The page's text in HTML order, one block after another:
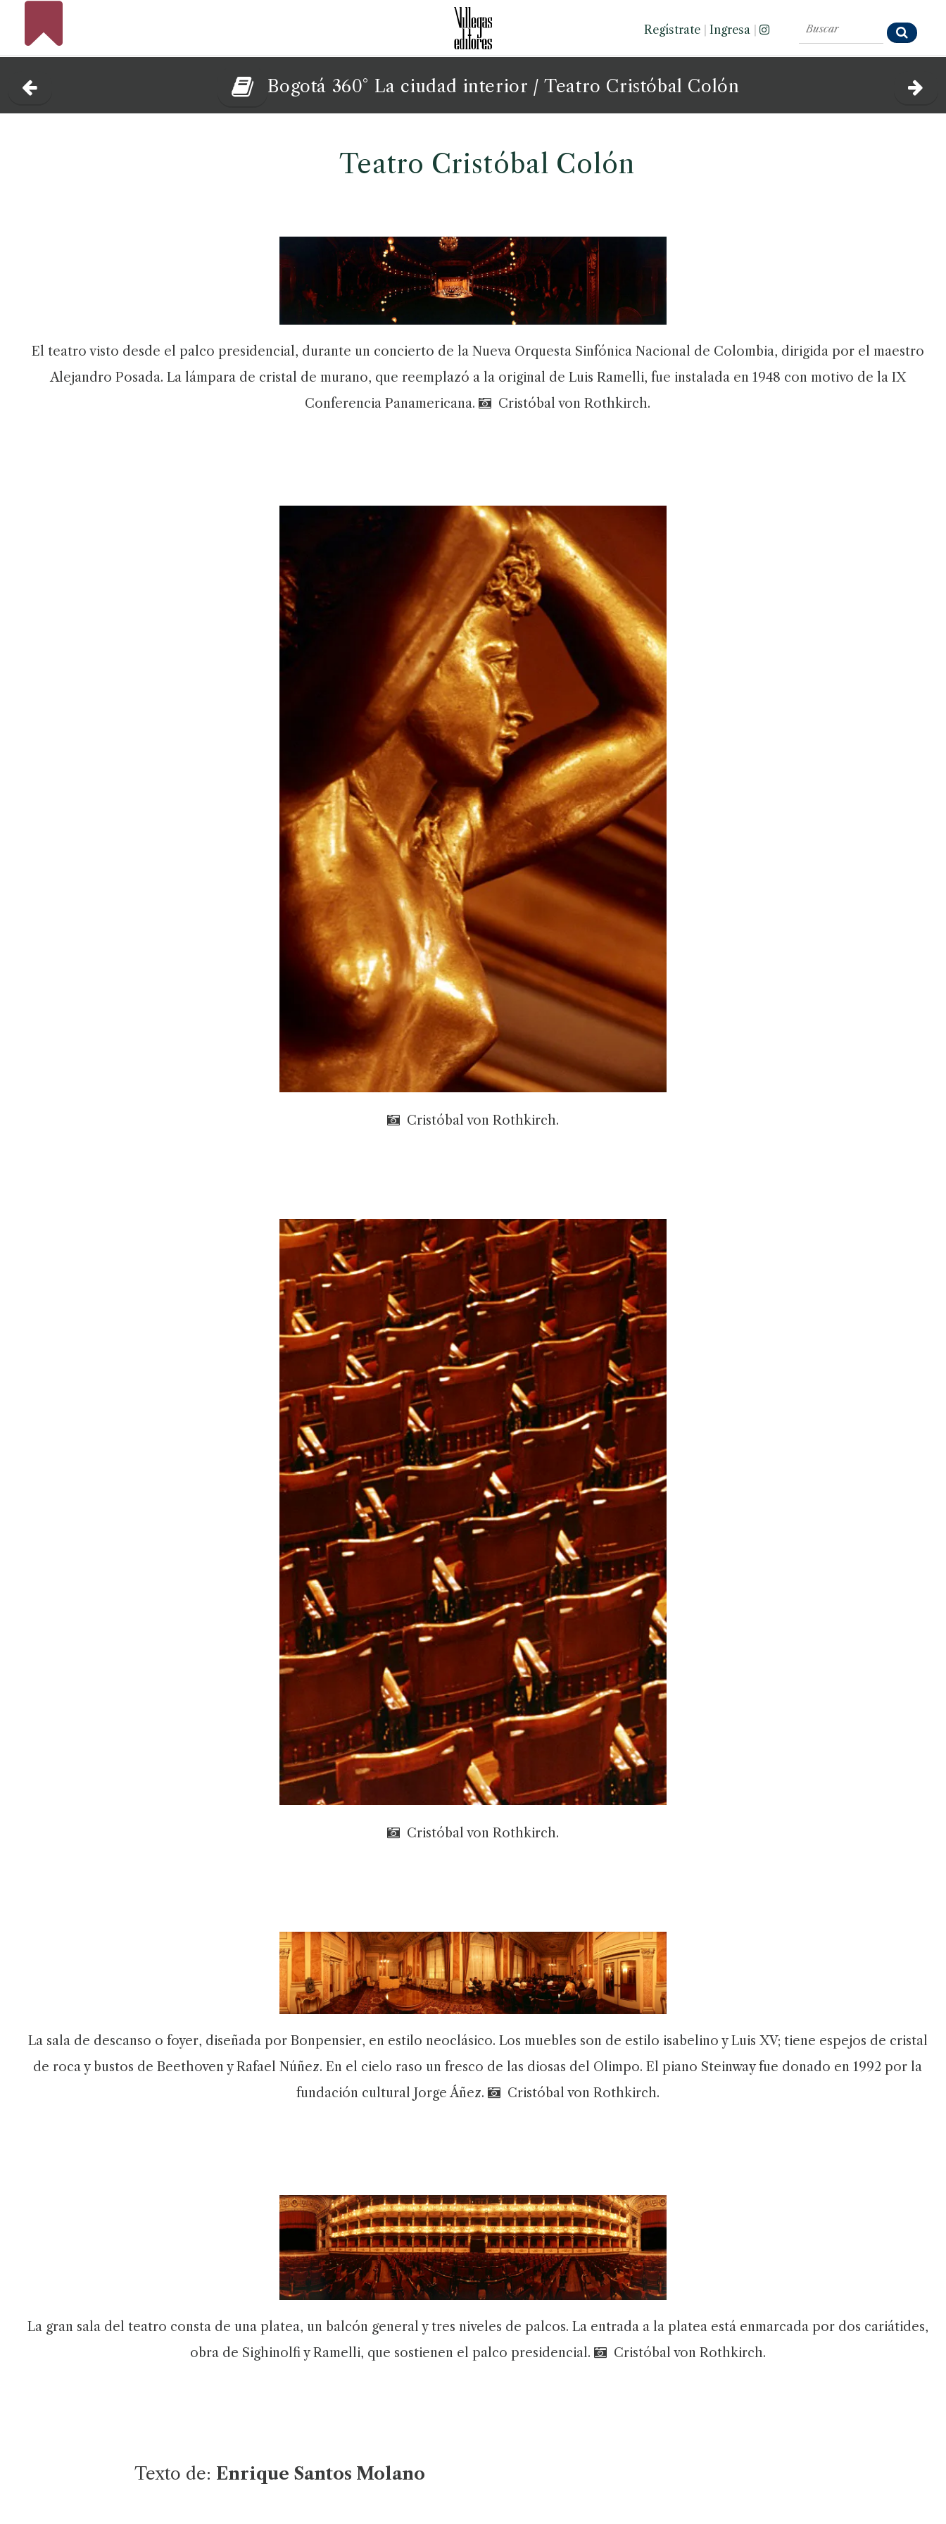
Regístrate Ingresa
Bogotá 360° La ciudad interior / Teatro Cristóbal Colón
Teatro Cristóbal Colón
El teatro visto desde el palco presidencial, durante un concierto de la Nueva Orquesta Sinfónica Nacional de Colombia, dirigida por el maestro
Alejandro Posada. La lámpara de cristal de murano, que reemplazó a la original de Luis Ramelli, fue instalada en 1948 con motivo de la IX
Conferencia Panamericana.
Cristóbal von Rothkirch.
Cristóbal von Rothkirch.
Cristóbal von Rothkirch.
La sala de descanso o foyer, diseñada por Bonpensier, en estilo neoclásico. Los muebles son de estilo isabelino y Luis XV; tiene espejos de cristal
de roca y bustos de Beethoven y Rafael Núñez. En el cielo raso un fresco de las diosas del Olimpo. El piano Steinway fue donado en 1992 por la
fundación cultural Jorge Áñez.
Cristóbal von Rothkirch.
La gran sala del teatro consta de una platea, un balcón general y tres niveles de palcos. La entrada a la platea está enmarcada por dos cariátides,
obra de Sighinolfi y Ramelli, que sostienen el palco presidencial.
Cristóbal von Rothkirch.
Texto de: Enrique Santos Molano